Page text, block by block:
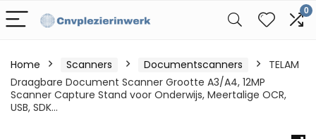
0
Home Scanners Documentscanners
TELAM
Draagbare Document Scanner Grootte A3/A4, 12MP
Scanner Capture Stand voor Onderwijs, Meertalige OCR,
USB, SDK…